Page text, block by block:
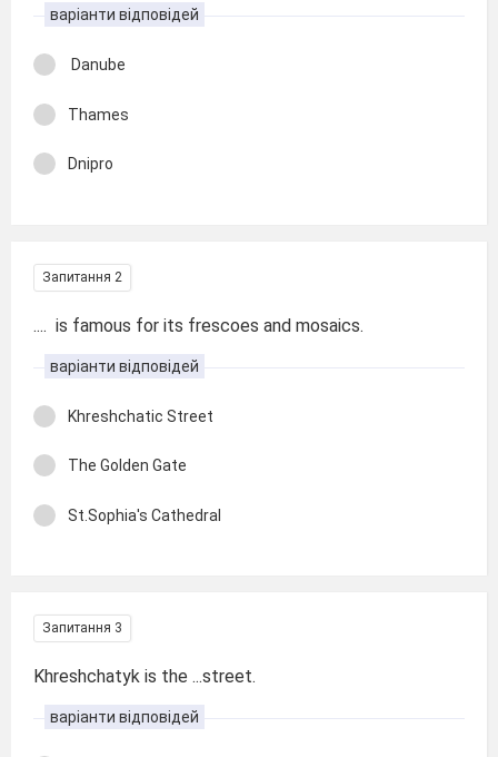
варіанти відповідей
Danube
Thames
Dnipro
Запитання 2
.... is famous for its frescoes and mosaics.
варіанти відповідей
Khreshchatic Street
The Golden Gate
St.Sophia's Cathedral
Запитання 3
Khreshchatyk is the ...street.
варіанти відповідей